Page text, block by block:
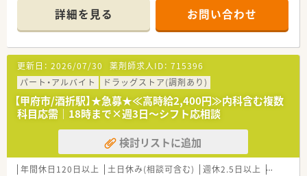
頑張り次第で高給与も可能！
■経験や勤務コースによりますが、経験の少ない方でも500万前
半スタートと業界TOP水準！
■職種や職域に合わせ、豊富な社内研修や外部組織と連携した研
修を用意されています
■薬剤師が中心の会社だからこそ活躍できるキャリアパスが多
種多様に用意されています。
■店舗拡大に伴い、エリアマネジャーや営業部長等のマネジメン
トのポジションも増えます。
■在宅や教育等の専門性を活かせるスペシャリストを目指すこ
とも可能です。
■その他にも、管理部門や商品部門等の本社スタッフなど活動領
域は多種多様です。
■在宅実施店舗は年々増加しており、在宅医療へもしっかりと関
詳細を見る お問い合わせ
更新日： 2026/07/30 薬剤師求人ID： 715396
パート・アルバイト
ドラッグストア(調剤あり)
【甲府市/酒折駅】★急募★≪高時給2,400円≫内科含む複数
科目応需｜18時まで×週3日～シフト応相談
検討リストに追加
年間休日120日以上 土日休み(相談可含む) 週休2.5日以上 週32h以